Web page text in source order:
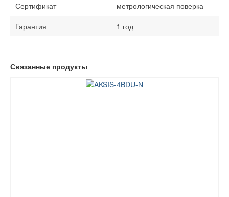
Сертификат
метрологическая поверка
Гарантия
1 год
Связанные продукты